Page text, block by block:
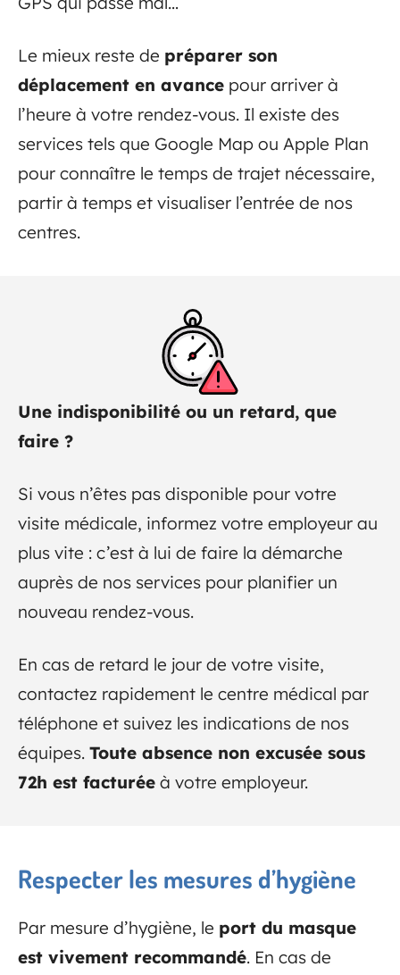
Le mieux reste de préparer son
déplacement en avance pour arriver à
l’heure à votre rendez-vous. Il existe des
services tels que Google Map ou Apple Plan
pour connaître le temps de trajet nécessaire,
partir à temps et visualiser l’entrée de nos
centres.
Une indisponibilité ou un retard, que
faire ?
Si vous n’êtes pas disponible pour votre
visite médicale, informez votre employeur au
plus vite : c’est à lui de faire la démarche
auprès de nos services pour planifier un
nouveau rendez-vous.
En cas de retard le jour de votre visite,
contactez rapidement le centre médical par
téléphone et suivez les indications de nos
équipes. Toute absence non excusée sous
72h est facturée à votre employeur.
Respecter les mesures d’hygiène
Par mesure d’hygiène, le port du masque
est vivement recommandé. En cas de